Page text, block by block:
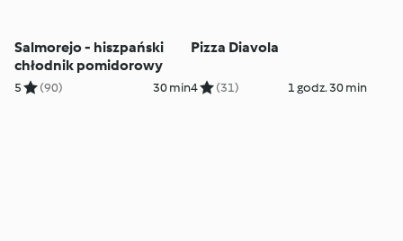
Salmorejo - hiszpański
chłodnik pomidorowy
5 (90) 30 min
Pizza Diavola
4 (31) 1 godz. 30 min